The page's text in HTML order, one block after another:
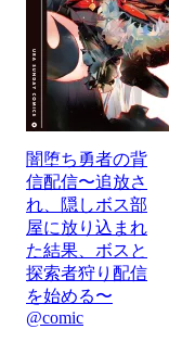
闇堕ち勇者の背
信配信〜追放さ
れ、隠しボス部
屋に放り込まれ
た結果、ボスと
探索者狩り配信
を始める〜
@comic